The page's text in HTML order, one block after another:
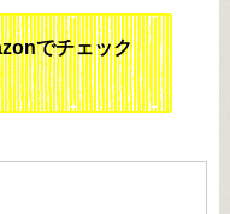
でチェック